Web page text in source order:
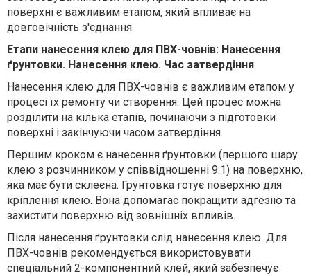
поверхні є важливим етапом, який впливає на
довговічність з'єднання.
Етапи нанесення клею для ПВХ-човнів: Нанесення
ґрунтовки. Нанесення клею. Час затвердіння
Нанесення клею для ПВХ-човнів є важливим етапом у
процесі їх ремонту чи створення. Цей процес можна
розділити на кілька етапів, починаючи з підготовки
поверхні і закінчуючи часом затвердіння.
Першим кроком є нанесення ґрунтовки (першого шару
клею з розчинником у співвідношенні 9:1) на поверхню,
яка має бути склеєна. Грунтовка готує поверхню для
кріплення клею. Вона допомагає покращити адгезію та
захистити поверхню від зовнішніх впливів.
Після нанесення ґрунтовки слід нанесення клею. Для
ПВХ-човнів рекомендується використовувати
спеціальний 2-компонентний клей, який забезпечує